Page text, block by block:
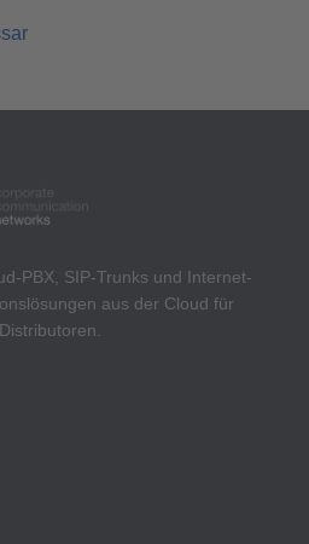
PBX, SIP-Trunks und Internet-
aus der Cloud für